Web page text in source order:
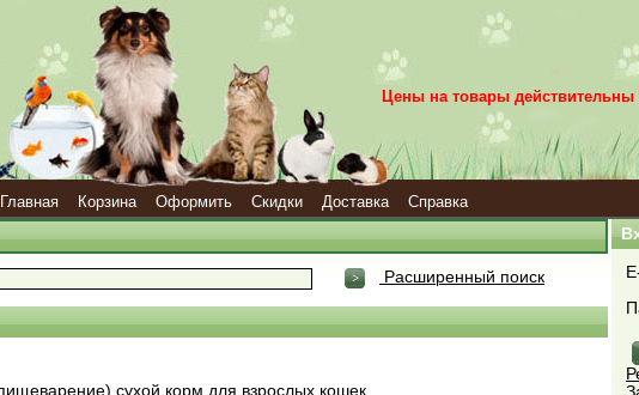
Цены на товары
Главная Корзина Оформить Скидки Доставка Справка
Расширенный поиск
сухой корм для взрослых кошек